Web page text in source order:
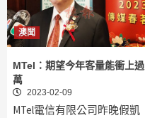
澳聞
MTel：期望今年客量能衝上過
萬
2023-02-09
MTel電信有限公司昨晚假凱